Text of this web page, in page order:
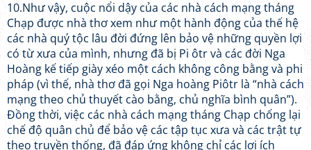
10.Như vậy, cuộc nổi dậy của các nhà cách mạng tháng
Chạp được nhà thơ xem như một hành động của thế hệ
các nhà quý tộc lâu đời đứng lên bảo vệ những quyền lợi
có từ xưa của mình, nhưng đã bị Pi ôtr và các đời Nga
Hoàng kế tiếp giày xéo một cách không công bằng và phi
pháp (vì thế, nhà thơ đã gọi Nga hoàng Piôtr là “nhà cách
mạng theo chủ thuyết cào bằng, chủ nghĩa bình quân”).
Đồng thời, việc các nhà cách mạng tháng Chạp chống lại
chế độ quân chủ để bảo vệ các tập tục xưa và các trật tự
theo truyền thống, đã đáp ứng không chỉ các lợi ích